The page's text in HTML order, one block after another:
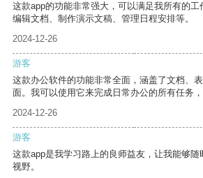
这款app的功能非常强大，可以满足我所有的
编辑文档、制作演示文稿、管理日程安排等。
2024-12-26
游客
这款办公软件的功能非常全面，涵盖了文档、
面。我可以使用它来完成日常办公的所有任务，
2024-12-26
游客
这款app是我学习路上的良师益友，让我能够
视野。